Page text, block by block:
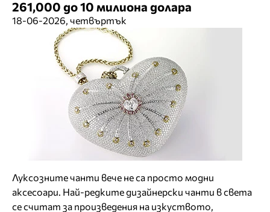
261,000 до 10 милиона долара
18-06-2026, четвъртък
Луксозните чанти вече не са просто модни
аксесоари. Най-редките дизайнерски чанти в света
се считат за произведения на изкуството,